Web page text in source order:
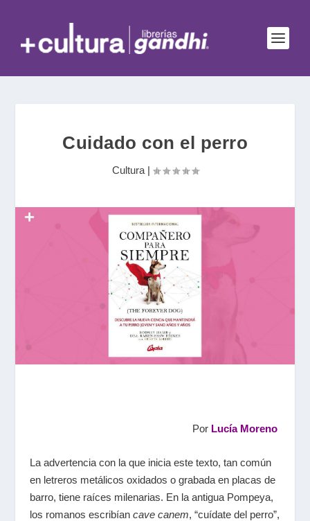
Cuidado con el perro
Cultura|
Por Lucía Moreno
La advertencia con la que inicia este texto, tan común
en letreros metálicos oxidados o grabada en placas de
barro, tiene raíces milenarias. En la antigua Pompeya,
los romanos escribían cave canem, “cuídate del perro”,